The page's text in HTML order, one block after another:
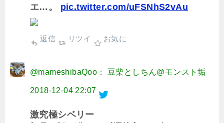
エ…。 pic.twitter.com/uFSNhS2vAu
返信 リツイ お気に
@mameshibaQoo： 豆柴としちん@モンスト垢
2018-12-04 22:07
激究極シベリー